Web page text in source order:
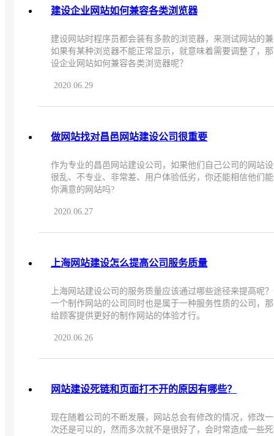
建设企业网站如何兼容各类浏览器
建设网站时程序员都会装有多款的浏览器，来测试网站的
如果有某种浏览器不能正常显示，就意味着需要调整了，
设企业网站如何兼容各类浏览器呢？
2020.06.29
做网站找对昌邑网站建设公司很重要
作为专业的昌邑网站建设公司，如果他们自己公司的网站
很乱、不专业、非常差、用户体验低劣，你还能相信他们
你满意的网站吗?
2020.06.27
上海网站建设怎么提高公司服务质量
上海网站建设公司的服务质量应该通过哪些途径来提高呢
一个制作网站的公司同时也是属于一种服务性质的公司，
给顾客提供更好的制作网站的体验才行。
2020.06.26
网站建设死链和页面打不开的原因有哪些？
现在随着公司的不断发展，网站总会有修改的情况，修改
次还是可以的，然而多次就不是很好了，会时常造成一些